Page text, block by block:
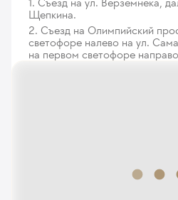
Щепкина.
2. Съезд на Олимпийский
светофоре налево на ул.
на первом светофоре